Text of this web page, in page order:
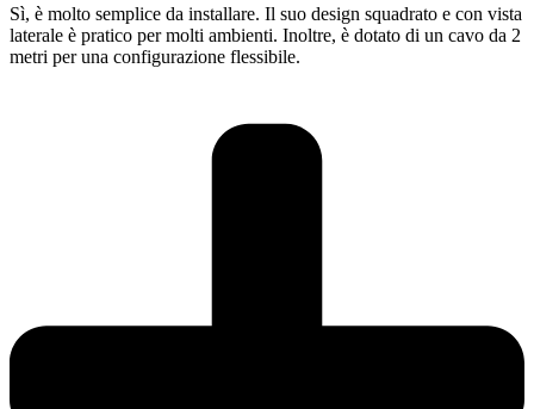
Sì, è molto semplice da installare. Il suo design squadrato e con vista
laterale è pratico per molti ambienti. Inoltre, è dotato di un cavo da 2
metri per una configurazione flessibile.